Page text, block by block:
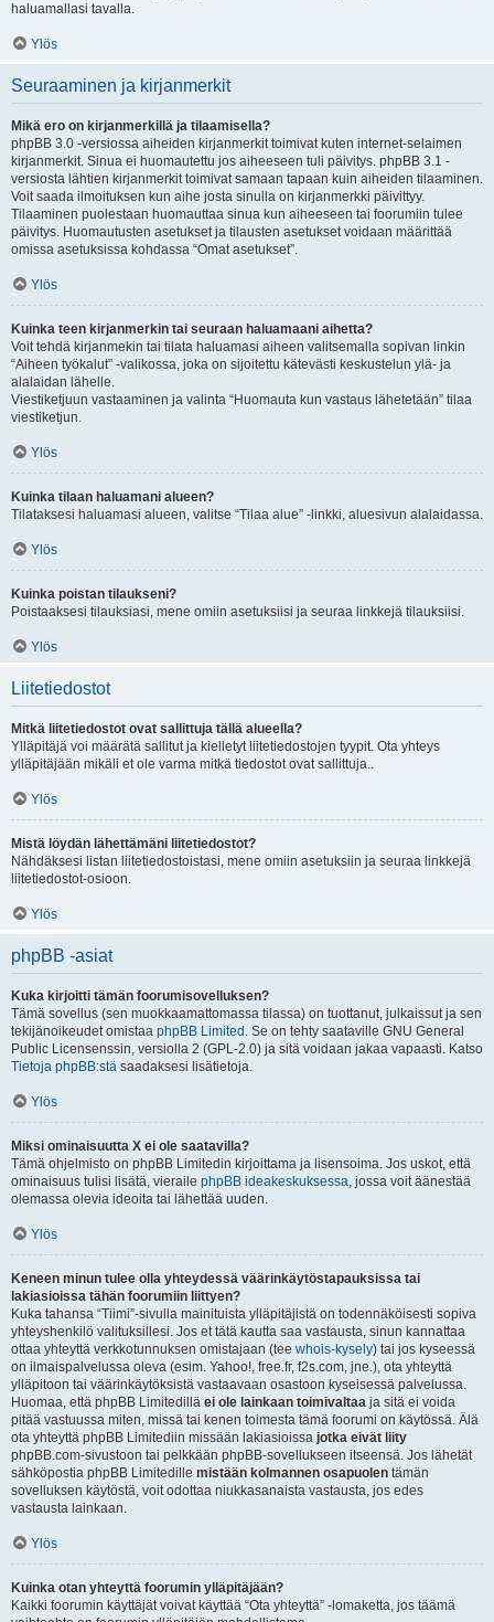
haluamallasi tavalla.
Ylös
Seuraaminen ja kirjanmerkit
Mikä ero on kirjanmerkillä ja tilaamisella?
phpBB 3.0 -versiossa aiheiden kirjanmerkit toimivat kuten internet-selaimen
kirjanmerkit. Sinua ei huomautettu jos aiheeseen tuli päivitys. phpBB 3.1 -
versiosta lähtien kirjanmerkit toimivat samaan tapaan kuin aiheiden tilaaminen.
Voit saada ilmoituksen kun aihe josta sinulla on kirjanmerkki päivittyy.
Tilaaminen puolestaan huomauttaa sinua kun aiheeseen tai foorumiin tulee
päivitys. Huomautusten asetukset ja tilausten asetukset voidaan määrittää
omissa asetuksissa kohdassa “Omat asetukset”.
Ylös
Kuinka teen kirjanmerkin tai seuraan haluamaani aihetta?
Voit tehdä kirjanmekin tai tilata haluamasi aiheen valitsemalla sopivan linkin
“Aiheen työkalut” -valikossa, joka on sijoitettu kätevästi keskustelun ylä- ja
alalaidan lähelle.
Viestiketjuun vastaaminen ja valinta “Huomauta kun vastaus lähetetään” tilaa
viestiketjun.
Ylös
Kuinka tilaan haluamani alueen?
Tilataksesi haluamasi alueen, valitse “Tilaa alue” -linkki, aluesivun alalaidassa.
Ylös
Kuinka poistan tilaukseni?
Poistaaksesi tilauksiasi, mene omiin asetuksiisi ja seuraa linkkejä tilauksiisi.
Ylös
Liitetiedostot
Mitkä liitetiedostot ovat sallittuja tällä alueella?
Ylläpitäjä voi määrätä sallitut ja kielletyt liitetiedostojen tyypit. Ota yhteys
ylläpitäjään mikäli et ole varma mitkä tiedostot ovat sallittuja..
Ylös
Mistä löydän lähettämäni liitetiedostot?
Nähdäksesi listan liitetiedostoistasi, mene omiin asetuksiin ja seuraa linkkejä
liitetiedostot-osioon.
Ylös
phpBB -asiat
Kuka kirjoitti tämän foorumisovelluksen?
Tämä sovellus (sen muokkaamattomassa tilassa) on tuottanut, julkaissut ja sen
tekijänoikeudet omistaa phpBB Limited . Se on tehty saataville GNU General
Public Licensenssin, versiolla 2 (GPL-2.0) ja sitä voidaan jakaa vapaasti. Katso
Tietoja phpBB:stä saadaksesi lisätietoja.
Ylös
Miksi ominaisuutta X ei ole saatavilla?
Tämä ohjelmisto on phpBB Limitedin kirjoittama ja lisensoima. Jos uskot, että
ominaisuus tulisi lisätä, vieraile phpBB ideakeskuksessa, jossa voit äänestää
olemassa olevia ideoita tai lähettää uuden.
Ylös
Keneen minun tulee olla yhteydessä väärinkäytöstapauksissa tai
lakiasioissa tähän foorumiin liittyen?
Kuka tahansa “Tiimi”-sivulla mainituista ylläpitäjistä on todennäköisesti sopiva
yhteyshenkilö valituksillesi. Jos et tätä kautta saa vastausta, sinun kannattaa
ottaa yhteyttä verkkotunnuksen omistajaan (tee whois-kysely) tai jos kyseessä
on ilmaispalvelussa oleva (esim. Yahoo!, free.fr, f2s.com, jne.), ota yhteyttä
ylläpitoon tai väärinkäytöksistä vastaavaan osastoon kyseisessä palvelussa.
Huomaa, että phpBB Limitedillä ei ole lainkaan toimivaltaa ja sitä ei voida
pitää vastuussa miten, missä tai kenen toimesta tämä foorumi on käytössä. Älä
ota yhteyttä phpBB Limitediin missään lakiasioissa jotka eivät liity
phpBB.com-sivustoon tai pelkkään phpBB-sovellukseen itseensä. Jos lähetät
sähköpostia phpBB Limitedille mistään kolmannen osapuolen tämän
sovelluksen käytöstä, voit odottaa niukkasanaista vastausta, jos edes
vastausta lainkaan.
Ylös
Kuinka otan yhteyttä foorumin ylläpitäjään?
Kaikki foorumin käyttäjät voivat käyttää “Ota yhteyttä” -lomaketta, jos täämä